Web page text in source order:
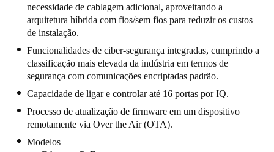
United Kingdom
English
Ireland
English
France
Français
necessidade de cablagem adicional, aproveitando a
arquitetura híbrida com fios/sem fios para reduzir os custos
de instalação.
Funcionalidades de ciber-segurança integradas, cumprindo a
classificação mais elevada da indústria em termos de
segurança com comunicações encriptadas padrão.
Capacidade de ligar e controlar até 16 portas por IQ.
Processo de atualização de firmware em um dispositivo
remotamente via Over the Air (OTA).
Modelos